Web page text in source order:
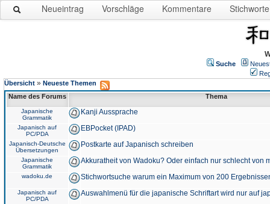
Neueintrag Vorschläge Kommentare Stichworte
Suche
Übersicht » Neueste Themen
Name des Forums
Thema
Japanische
Grammatik
Kanji Aussprache
Japanisch auf
PC/PDA
EBPocket (IPAD)
Japanisch-Deutsche
Übersetzungen
Postkarte auf Japanisch schreiben
Japanische
Grammatik
Akkuratheit von Wadoku? Oder einfach nur schlecht von
wadoku.de Stichwortsuche warum ein Maximum von 200
Japanisch auf
PC/PDA
Auswahlmenü für die japanische Schriftart wird nur auf